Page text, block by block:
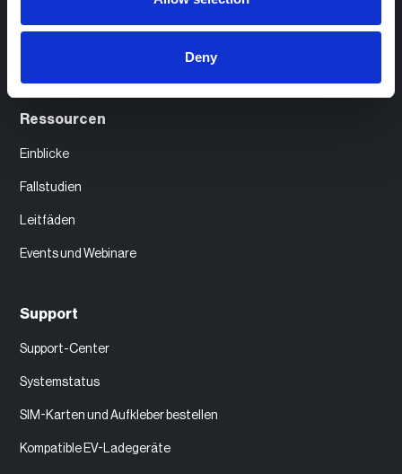
Deny
eCharge+
Ressourcen
Einblicke
Fallstudien
Leitfäden
Events und Webinare
Support
Support-Center
Systemstatus
SIM-Karten und Aufkleber bestellen
Kompatible EV-Ladegeräte